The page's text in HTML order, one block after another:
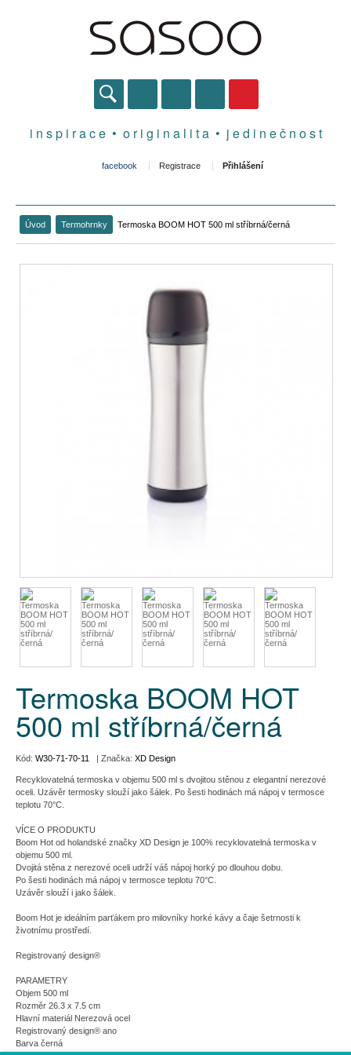
i n s p i r a c e • o r i g i n a l i t a • j e d i n e č n o s t
facebook Registrace Přihlášení
Úvod Termohrnky Termoska BOOM HOT 500 ml stříbrná/černá
Termoska BOOM HOT
500 ml stříbrná/černá
Kód: W30-71-70-11 | Značka: XD Design
Recyklovatelná termoska v objemu 500 ml s dvojitou stěnou z elegantní nerezové
oceli. Uzávěr termosky slouží jako šálek. Po šesti hodinách má nápoj v termosce
teplotu 70°C.
VÍCE O PRODUKTU
Boom Hot od holandské značky XD Design je 100% recyklovatelná termoska v
objemu 500 ml.
Dvojitá stěna z nerezové oceli udrží váš nápoj horký po dlouhou dobu.
Po šesti hodinách má nápoj v termosce teplotu 70°C.
Uzávěr slouží i jako šálek.
Boom Hot je ideálním parťákem pro milovníky horké kávy a čaje šetrnosti k
životnímu prostředí.
Registrovaný design®
PARAMETRY
Objem 500 ml
Rozměr 26.3 x 7.5 cm
Hlavní materiál Nerezová ocel
Registrovaný design® ano
Barva černá